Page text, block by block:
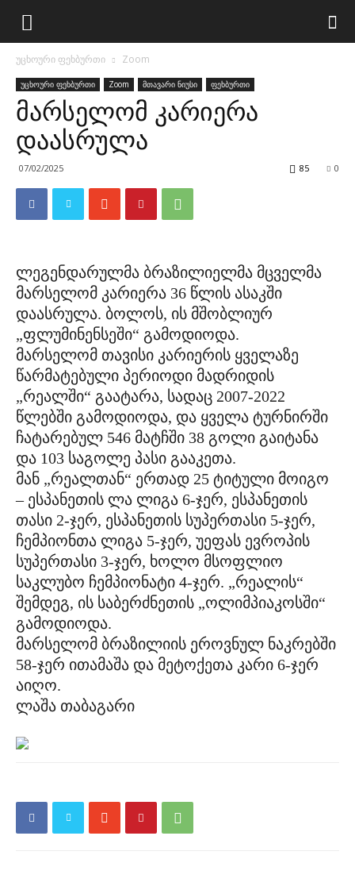
უცხოური ფეხბურთი Zoom
უცხოური ფეხბურთი Zoom მთავარი ნიუსი ფეხბურთი
მარსელომ კარიერა
დაასრულა
07/02/2025 0
85
ლეგენდარულმა ბრაზილიელმა მცველმა
მარსელომ კარიერა 36 წლის ასაკში
დაასრულა. ბოლოს, ის მშობლიურ
„ფლუმინენსეში“ გამოდიოდა.
მარსელომ თავისი კარიერის ყველაზე
წარმატებული პერიოდი მადრიდის
„რეალში“ გაატარა, სადაც 2007-2022
წლებში გამოდიოდა, და ყველა ტურნირში
ჩატარებულ 546 მატჩში 38 გოლი გაიტანა
და 103 საგოლე პასი გააკეთა.
მან „რეალთან“ ერთად 25 ტიტული მოიგო
– ესპანეთის ლა ლიგა 6-ჯერ, ესპანეთის
თასი 2-ჯერ, ესპანეთის სუპერთასი 5-ჯერ,
ჩემპიონთა ლიგა 5-ჯერ, უეფას ევროპის
სუპერთასი 3-ჯერ, ხოლო მსოფლიო
საკლუბო ჩემპიონატი 4-ჯერ. „რეალის“
შემდეგ, ის საბერძნეთის „ოლიმპიაკოსში“
გამოდიოდა.
მარსელომ ბრაზილიის ეროვნულ ნაკრებში
58-ჯერ ითამაშა და მეტოქეთა კარი 6-ჯერ
აიღო.
ლაშა თაბაგარი